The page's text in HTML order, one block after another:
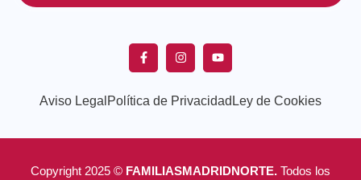
Aviso Legal Política de Privacidad Ley de Cookies
Copyright 2025 © FAMILIASMADRIDNORTE. Todos los